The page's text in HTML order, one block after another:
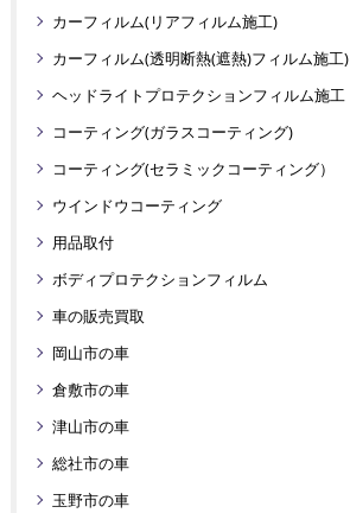
カーフィルム(リアフィルム施工)
カーフィルム(透明断熱(遮熱)フィルム施工)
ヘッドライトプロテクションフィルム施工
コーティング(ガラスコーティング)
コーティング(セラミックコーティング）
ウインドウコーティング
用品取付
ボディプロテクションフィルム
車の販売買取
岡山市の車
倉敷市の車
津山市の車
総社市の車
玉野市の車